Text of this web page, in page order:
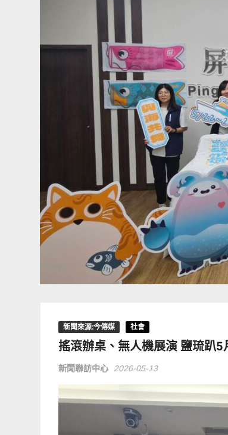
新聞來源:今傳媒 社會
搖滾辦桌、無人機展演 鹽琉趴
新聞聯訪中心 2026-05-13